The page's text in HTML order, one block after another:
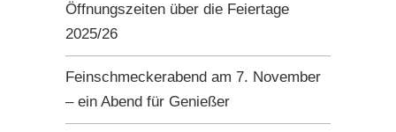
Öffnungszeiten über die Feiertage
2025/26
Feinschmeckerabend am 7. November
– ein Abend für Genießer